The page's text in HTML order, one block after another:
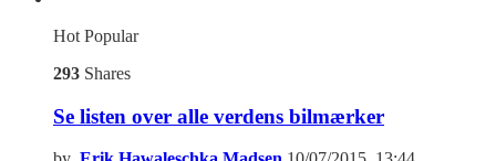
Hot Popular
293 Shares
Se listen over alle verdens bilmærker